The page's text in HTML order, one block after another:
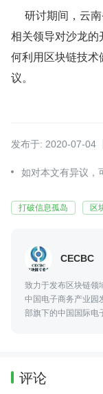
研讨期间，云南
相关领导对沙龙
何利用区块链技
议。
发布于: 2020-07-04
如对本文有异议，
打破信息孤岛 区
CECBC
致力于发布区块链领
中国电子商务产业园
部旗下的中国国际电
评论